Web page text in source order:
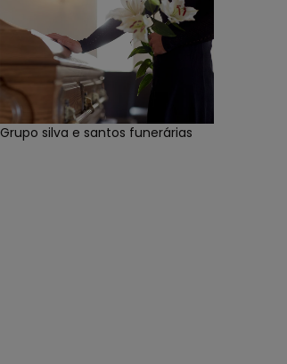
Grupo silva e santos funerárias